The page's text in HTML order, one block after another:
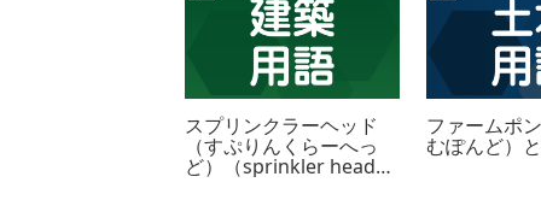
スプリンクラーヘッド
（すぷりんくらーへっ
ど）（sprinkler head）
ファームポ
むぽんど）